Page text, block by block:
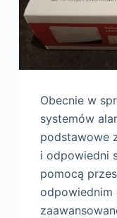
Obecnie w
systemów
podstawowe
i odpowiedni
pomocą
odpowiednim